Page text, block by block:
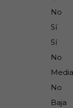
No
Sí
Sí
No
Media
No
Baja